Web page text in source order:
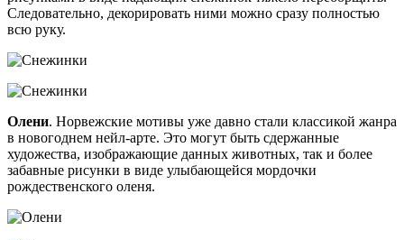
Следовательно, декорировать ними можно сразу полностью
всю руку.
Олени. Норвежские мотивы уже давно стали классикой жанра
в новогоднем нейл-арте. Это могут быть сдержанные
художества, изображающие данных животных, так и более
забавные рисунки в виде улыбающейся мордочки
рождественского оленя.